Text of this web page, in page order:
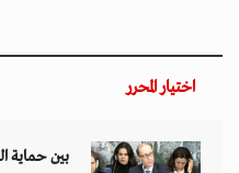
اختيار المحرر
بين حماية